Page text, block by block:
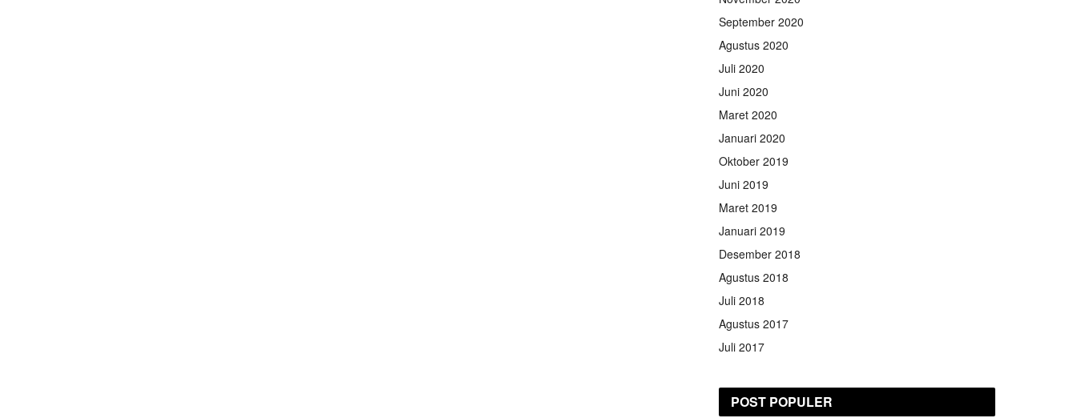
September 2020
Agustus 2020
Juli 2020
Juni 2020
Maret 2020
Januari 2020
Oktober 2019
Juni 2019
Maret 2019
Januari 2019
Desember 2018
Agustus 2018
Juli 2018
Agustus 2017
Juli 2017
POST POPULER